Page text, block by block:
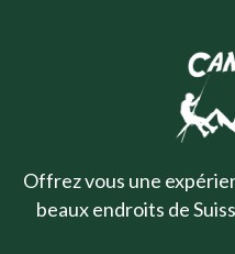
Offrez vous une
beaux endroits de